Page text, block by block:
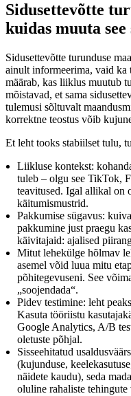
Sidusettevõtte
kuidas muuta
Sidusettevõtte turunduse
ainult informeerima, vaid ka
määrab, kas liiklus muutub
mõistavad, et sama
tulemusi sõltuvalt
korrektne teostus võib
Et leht tooks stabiilset tulu,
Liikluse kontekst:
tuleb – olgu see TikTok,
teavitused. Igal allikal on
käitumismustrid.
Pakkumise sügavus:
pakkumine just praegu
käivitajaid: ajalised
Mitut lehekülge hõlmav
asemel võid luua mitu
põhitegevuseni. See
„soojendada“.
Pidev testimine: leht
Kasuta tööriistu
Google Analytics, A/B
oletuste põhjal.
Sisseehitatud
(kujunduse,
näidete kaudu), seda
oluline rahaliste